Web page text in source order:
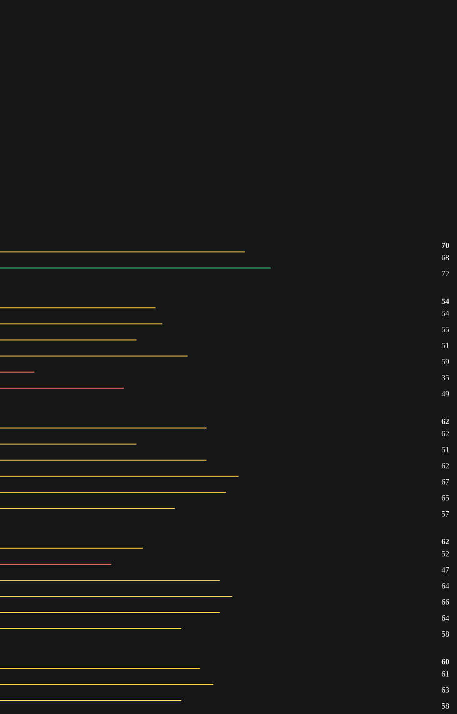
70
68
72
54
54
55
51
59
35
49
62
62
51
62
67
65
57
62
52
47
64
66
64
58
60
61
63
58